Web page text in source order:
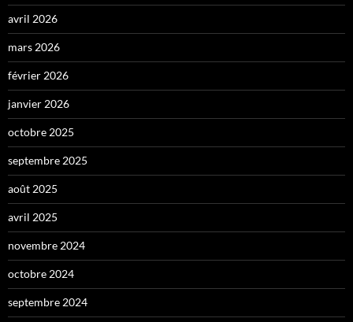
avril 2026
mars 2026
février 2026
janvier 2026
octobre 2025
septembre 2025
août 2025
avril 2025
novembre 2024
octobre 2024
septembre 2024